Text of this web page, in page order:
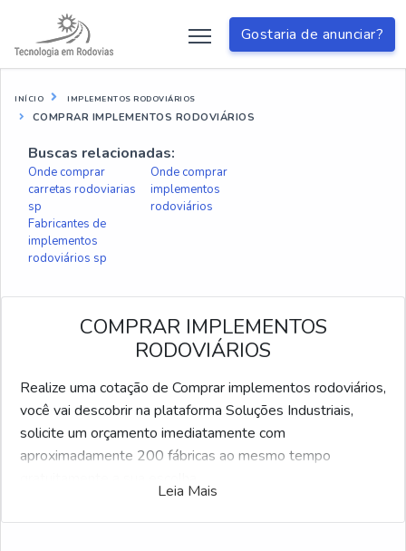
Gostaria de anunciar?
INÍCIO IMPLEMENTOS RODOVIÁRIOS
COMPRAR IMPLEMENTOS RODOVIÁRIOS
Buscas relacionadas:
Onde comprar
carretas rodoviarias
sp
Onde comprar
implementos
rodoviários
Fabricantes de
implementos
rodoviários sp
COMPRAR IMPLEMENTOS
RODOVIÁRIOS
Realize uma cotação de Comprar implementos rodoviários,
você vai descobrir na plataforma Soluções Industriais,
solicite um orçamento imediatamente com
aproximadamente 200 fábricas ao mesmo tempo
Leia Mais